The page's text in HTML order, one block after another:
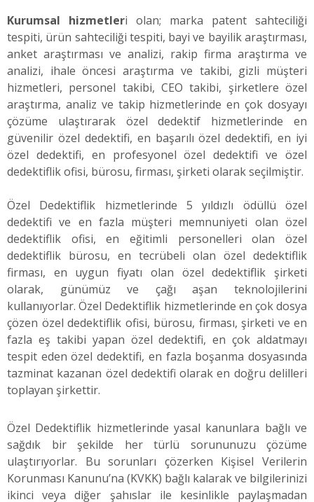
Kurumsal hizmetleri olan; marka patent sahteciliği
tespiti, ürün sahteciliği tespiti, bayi ve bayilik araştırması,
anket araştırması ve analizi, rakip firma araştırma ve
analizi, ihale öncesi araştırma ve takibi, gizli müşteri
hizmetleri, personel takibi, CEO takibi, şirketlere özel
araştırma, analiz ve takip hizmetlerinde en çok dosyayı
çözüme ulaştırarak özel dedektif hizmetlerinde en
güvenilir özel dedektifi, en başarılı özel dedektifi, en iyi
özel dedektifi, en profesyonel özel dedektifi ve özel
dedektiflik ofisi, bürosu, firması, şirketi olarak seçilmiştir.
Özel Dedektiflik hizmetlerinde 5 yıldızlı ödüllü özel
dedektifi ve en fazla müşteri memnuniyeti olan özel
dedektiflik ofisi, en eğitimli personelleri olan özel
dedektiflik bürosu, en tecrübeli olan özel dedektiflik
firması, en uygun fiyatı olan özel dedektiflik şirketi
olarak, günümüz ve çağı aşan teknolojilerini
kullanıyorlar. Özel Dedektiflik hizmetlerinde en çok dosya
çözen özel dedektiflik ofisi, bürosu, firması, şirketi ve en
fazla eş takibi yapan özel dedektifi, en çok aldatmayı
tespit eden özel dedektifi, en fazla boşanma dosyasında
tazminat kazanan özel dedektifi olarak en doğru delilleri
toplayan şirkettir.
Özel Dedektiflik hizmetlerinde yasal kanunlara bağlı ve
sağdık bir şekilde her türlü sorununuzu çözüme
ulaştırıyorlar. Bu sorunları çözerken Kişisel Verilerin
Korunması Kanunu’na (KVKK) bağlı kalarak ve bilgilerinizi
ikinci veya diğer şahıslar ile kesinlikle paylaşmadan